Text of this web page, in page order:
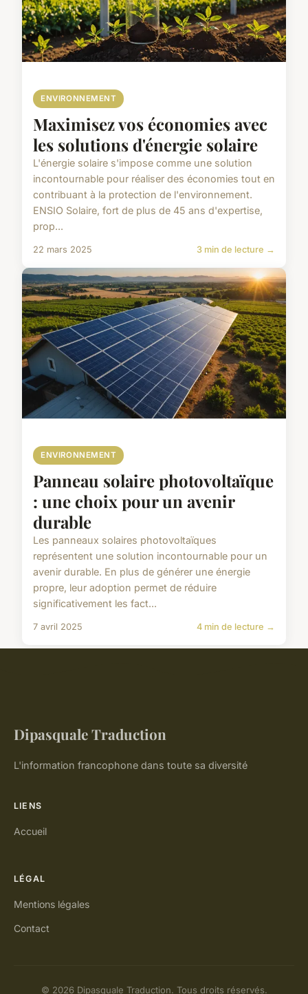
ENVIRONNEMENT
Maximisez vos économies avec
les solutions d'énergie solaire
L'énergie solaire s'impose comme une solution
incontournable pour réaliser des économies tout en
contribuant à la protection de l'environnement.
ENSIO Solaire, fort de plus de 45 ans d'expertise,
prop...
22 mars 2025 3 min de lecture →
ENVIRONNEMENT
Panneau solaire photovoltaïque
: une choix pour un avenir
durable
Les panneaux solaires photovoltaïques
représentent une solution incontournable pour un
avenir durable. En plus de générer une énergie
propre, leur adoption permet de réduire
significativement les fact...
7 avril 2025 4 min de lecture →
Dipasquale Traduction
L'information francophone dans toute sa diversité
LIENS
Accueil
LÉGAL
Mentions légales
Contact
© 2026 Dipasquale Traduction. Tous droits réservés.